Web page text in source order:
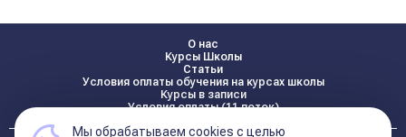
О нас
Курсы Школы
Статьи
Условия оплаты обучения на курсах школы
Курсы в записи
Условия оплаты (11 поток)
Мы обрабатываем cookies с целью